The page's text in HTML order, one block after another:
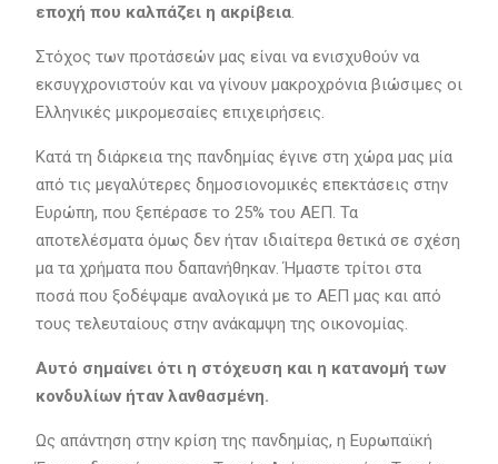
εποχή που καλπάζει η ακρίβεια.
Στόχος των προτάσεών μας είναι να ενισχυθούν να
εκσυγχρονιστούν και να γίνουν μακροχρόνια βιώσιμες οι
Ελληνικές μικρομεσαίες επιχειρήσεις.
Κατά τη διάρκεια της πανδημίας έγινε στη χώρα μας μία
από τις μεγαλύτερες δημοσιονομικές επεκτάσεις στην
Ευρώπη, που ξεπέρασε το 25% του ΑΕΠ. Τα
αποτελέσματα όμως δεν ήταν ιδιαίτερα θετικά σε σχέση
μα τα χρήματα που δαπανήθηκαν. Ήμαστε τρίτοι στα
ποσά που ξοδέψαμε αναλογικά με το ΑΕΠ μας και από
τους τελευταίους στην ανάκαμψη της οικονομίας.
Αυτό σημαίνει ότι η στόχευση και η κατανομή των
κονδυλίων ήταν λανθασμένη.
Ως απάντηση στην κρίση της πανδημίας, η Ευρωπαϊκή